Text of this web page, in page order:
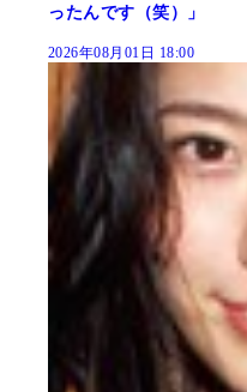
ったんです（笑）」
2026年08月01日 18:00